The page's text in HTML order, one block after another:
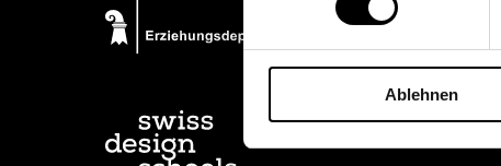
Ablehnen